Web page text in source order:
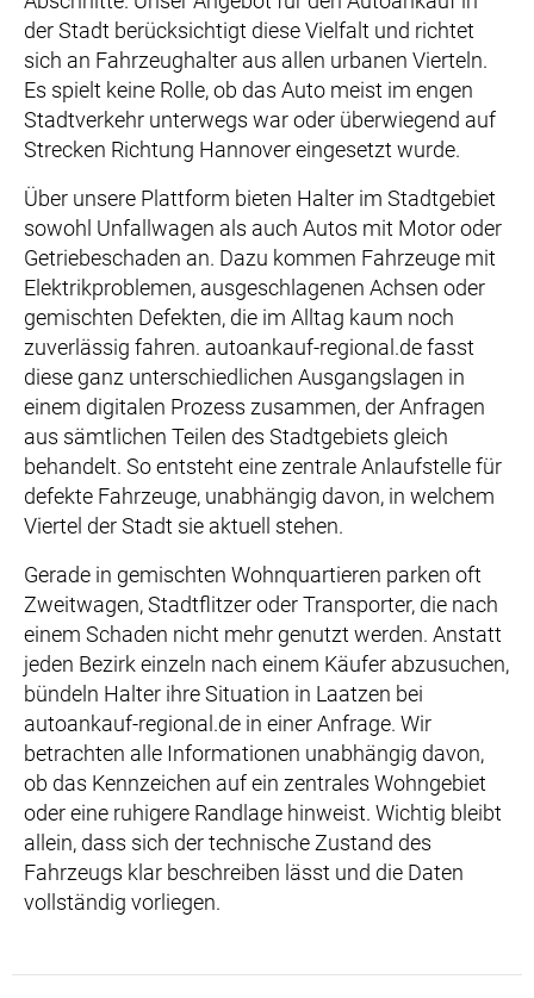
der Stadt berücksichtigt diese Vielfalt und richtet
sich an Fahrzeughalter aus allen urbanen Vierteln.
Es spielt keine Rolle, ob das Auto meist im engen
Stadtverkehr unterwegs war oder überwiegend auf
Strecken Richtung Hannover eingesetzt wurde.
Über unsere Plattform bieten Halter im Stadtgebiet
sowohl Unfallwagen als auch Autos mit Motor oder
Getriebeschaden an. Dazu kommen Fahrzeuge mit
Elektrikproblemen, ausgeschlagenen Achsen oder
gemischten Defekten, die im Alltag kaum noch
zuverlässig fahren. autoankauf-regional.de fasst
diese ganz unterschiedlichen Ausgangslagen in
einem digitalen Prozess zusammen, der Anfragen
aus sämtlichen Teilen des Stadtgebiets gleich
behandelt. So entsteht eine zentrale Anlaufstelle für
defekte Fahrzeuge, unabhängig davon, in welchem
Viertel der Stadt sie aktuell stehen.
Gerade in gemischten Wohnquartieren parken oft
Zweitwagen, Stadtflitzer oder Transporter, die nach
einem Schaden nicht mehr genutzt werden. Anstatt
jeden Bezirk einzeln nach einem Käufer abzusuchen,
bündeln Halter ihre Situation in Laatzen bei
autoankauf-regional.de in einer Anfrage. Wir
betrachten alle Informationen unabhängig davon,
ob das Kennzeichen auf ein zentrales Wohngebiet
oder eine ruhigere Randlage hinweist. Wichtig bleibt
allein, dass sich der technische Zustand des
Fahrzeugs klar beschreiben lässt und die Daten
vollständig vorliegen.